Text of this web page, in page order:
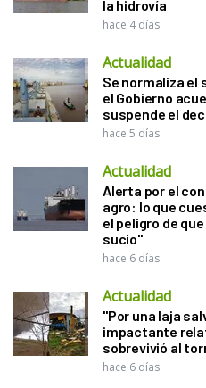
la hidrovía
hace 4 días
Actualidad
Se normaliza el
el Gobierno
suspende el
hace 5 días
Actualidad
Alerta por el
agro: lo que
el peligro de
sucio"
hace 6 días
Actualidad
"Por una laja
impactante
sobrevivió al
hace 6 días